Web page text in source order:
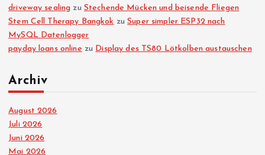
driveway sealing zu Stechende Mücken und beisende Fliegen
Stem Cell Therapy Bangkok zuSuper simpler ESP32 nach
MySQL Datenlogger
payday loans online zu Display des TS80 Lötkolben austauschen
Archiv
August 2026
Juli 2026
Juni 2026
Mai 2026